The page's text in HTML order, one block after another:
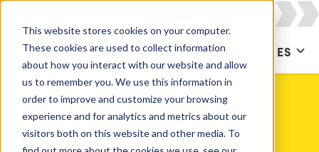
This website stores cookies on your computer.
These cookies are used to collect information
about how you interact with our website and allow
us to remember you. We use this information in
order to improve and customize your browsing
experience and for analytics and metrics about our
visitors both on this website and other media. To
CONTACTAR ES
catworkx Blog